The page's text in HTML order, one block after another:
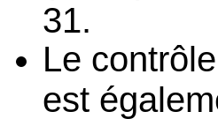
31.
Le
est